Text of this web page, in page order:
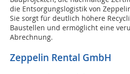
die Entsorgungslogistik von
Sie sorgt für deutlich höhere
Baustellen und ermöglicht eine
Abrechnung.
Zeppelin Rental GmbH